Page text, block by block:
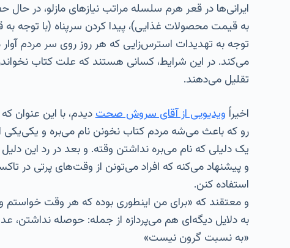
ایرانی‌ها در قعر هرم سلسله مراتب نیازهای مازلو، در
به قیمت محصولات غذایی)، پیدا کردن سرپناه (با توجه
توجه به تهدیدات استرس‌زایی که هر روز روی سر مردم
می‌کند. در این شرایط، کسانی هستند که علت کتاب
تقلیل می‌دهند.
اخیراً ویدیویی از آقای سروش صحتدیدم، با این عنوان
رو که باعث می‌شه مردم کتاب نخونن نام می‌بره و یکی‌یکی
یک دلیلی که نام می‌بره نداشتن وقته. و بعد در رد این
و پیشنهاد می‌کنه که افراد می‌تونن از وقت‌های پرتی در
استفاده کنن.
و معتقند که «برای من اینطوری بوده که هر وقت خواستم
به دلایل دیگه‌ای هم می‌پردازه از جمله: حوصله نداشتن،
«به نسبت گرون نیست»